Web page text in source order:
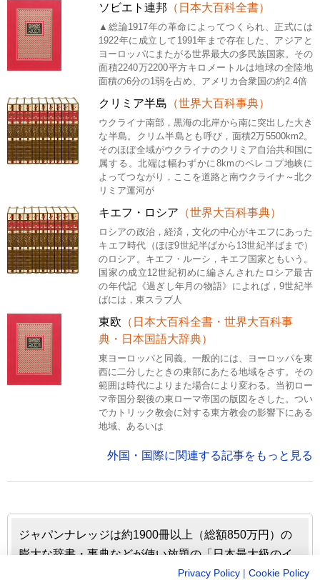
ソビエト連邦 （日本大百科全書）
▲総論1917年の革命によってつくられ、正式には
1922年に成立して1991年まで存在した、アジアと
ヨーロッパにまたがる世界最大の多民族国家。その
面積2240万2200平方キロメートルは地球の全陸地
面積の6分の1弱を占め、アメリカ合衆国の約2.4倍
クリミア半島 （世界大百科事典）
ウクライナ南部，黒海の北岸から南に突出した大き
な半島。クリム半島とも呼び，面積2万5500km2。
そのほぼ全域がウクライナのクリミア自治共和国に
属する。北端は幅わずかに8kmのペレコプ地峡に
よってつながり，ここを道路と南ウクライナ～北ク
リミア運河が
キエフ・ロシア （世界大百科事典）
ロシアの政治，経済，文化の中心がキエフにあった
キエフ時代（ほぼ9世紀半ばから13世紀半ばまで）
のロシア。キエフ・ルーシ，キエフ国家ともいう。
国家の成立12世紀初めに編さんされたロシア最古
の年代記《過ぎし年月の物語》によれば，9世紀半
ばには，東スラブ人
東欧 （日本大百科全書・世界大百科事
典・日本国語大辞典）
東ヨーロッパと同義。一般的には、ヨーロッパを東
西に二分したときの東部にあたる地域をさす。その
範囲は時代によりまた場合により変わる。当初ロー
マ帝国分裂後の東ローマ帝国の版図をさした。つい
でカトリック教会に対する東方教会の影響下にある
地域、あるいは
外国・国際に関連する記事をもっと見る
ジャパンナレッジは約1900冊以上（総額850万円）の
膨大な辞書・事典などが使い放題の「日本最大級のイ
ンターネット辞書・事典・叢書サイト」です。日本国
Privacy Policy Cookie Policy